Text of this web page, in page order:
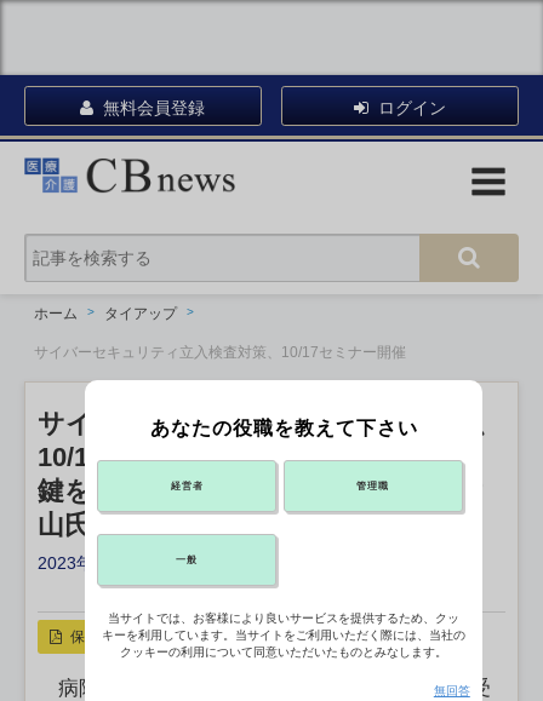
無料会員登録 ログイン
ホーム タイアップ
サイバーセキュリティ立入検査対策、10/17セミナー開催
サイバーセキュリティ立入検査対策、
10/17セミナー開催
鍵を握るバックアップ対策、AWS片
山氏が解説
2023年10月11日 19:50
リンクをコピー
保存
病院へのサイバー攻撃が相次いでいる事態を受
あなたの役職を教えて下さい
経営者 管理職
一般
当サイトでは、お客様により良いサービスを提供するため、クッ
キーを利用しています。当サイトをご利用いただく際には、当社の
クッキーの利用について同意いただいたものとみなします。
無回答